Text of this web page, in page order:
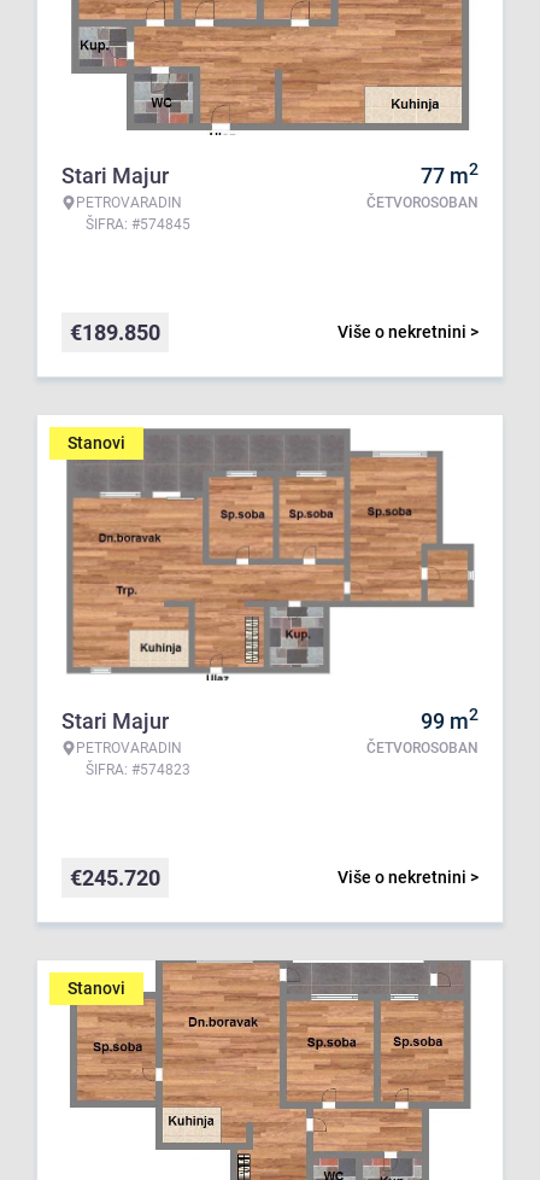
Stari Majur
PETROVARADIN
ŠIFRA: #574845
77 m2
ČETVOROSOBAN
Više o nekretnini >
€189.850
Stanovi
Stari Majur
PETROVARADIN
ŠIFRA: #574823
99 m2
ČETVOROSOBAN
Više o nekretnini >
€245.720
Stanovi